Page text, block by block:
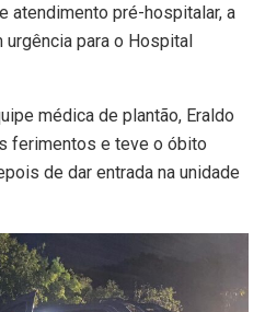
atendimento pré-hospitalar, a
para o Hospital
médica de plantão, Eraldo
ferimentos e teve o óbito
de dar entrada na unidade